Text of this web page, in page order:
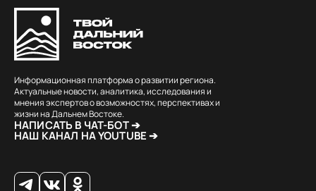
Информационная платформа о развитии региона.
Актуальные новости, аналитика, исследования и
мнения экспертов о возможностях, перспективах и
жизни на Дальнем Востоке.
НАПИСАТЬ В ЧАТ-БОТ ➔
НАШ КАНАЛ НА YOUTUBE ➔